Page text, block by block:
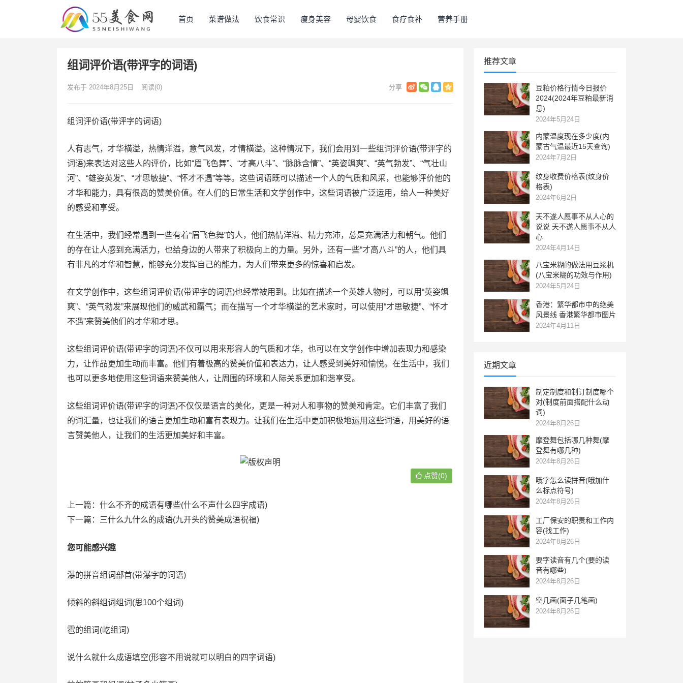
首页 菜谱做法 饮食常识 瘦身美容 母婴饮食 食疗食补 营养手册
组词评价语(带评字的词语)
发布于 2024年8月25日 阅读(0)
组词评价语(带评字的词语)
人有志气，才华横溢，热情洋溢，意气风发，才情横溢。这种情况下，我们会用到一些组词评价语(带评字的
词语)来表达对这些人的评价，比如“眉飞色舞”、“才高八斗”、“脉脉含情”、“英姿飒爽”、“英气勃发”、“气壮山
河”、“雄姿英发”、“才思敏捷”、“怀才不遇”等等。这些词语既可以描述一个人的气质和风采，也能够评价他的
才华和能力，具有很高的赞美价值。在人们的日常生活和文学创作中，这些词语被广泛运用，给人一种美好
的感受和享受。
在生活中，我们经常遇到一些有着“眉飞色舞”的人，他们热情洋溢、精力充沛，总是充满活力和朝气。他们
的存在让人感到充满活力，也给身边的人带来了积极向上的力量。另外，还有一些“才高八斗”的人，他们具
有非凡的才华和智慧，能够充分发挥自己的能力，为人们带来更多的惊喜和启发。
在文学创作中，这些组词评价语(带评字的词语)也经常被用到。比如在描述一个英雄人物时，可以用“英姿飒
爽”、“英气勃发”来展现他们的威武和霸气；而在描写一个才华横溢的艺术家时，可以使用“才思敏捷”、“怀才
不遇”来赞美他们的才华和才思。
这些组词评价语(带评字的词语)不仅可以用来形容人的气质和才华，也可以在文学创作中增加表现力和感染
力，让作品更加生动而丰富。他们有着极高的赞美价值和表达力，让人感受到美好和愉悦。在生活中，我们
也可以更多地使用这些词语来赞美他人，让周围的环境和人际关系更加和谐享受。
这些组词评价语(带评字的词语)不仅仅是语言的美化，更是一种对人和事物的赞美和肯定。它们丰富了我们
的词汇量，也让我们的语言更加生动和富有表现力。让我们在生活中更加积极地运用这些词语，用美好的语
言赞美他人，让我们的生活更加美好和丰富。
点赞(0)
上一篇： 什么不齐的成语有哪些(什么不声什么四字成语)
下一篇：
三什么九什么的成语(九开头的赞美成语祝福)
您可能感兴趣
瀑的拼音组词部首(带瀑字的词语)
倾斜的斜组词组词(思100个组词)
雹的组词(屹组词)
说什么就什么成语填空(形容不用说就可以明白的四字词语)
推荐文章
豆粕价格行情今日报价
2024(2024年豆粕最新消
息)
2024年5月24日
内蒙温度现在多少度(内
蒙古气温最近15天查询)
2024年7月2日
纹身收费价格表(纹身价
格表)
2024年6月2日
天不遂人愿事不从人心的
说说 天不遂人愿事不从人
心
2024年4月14日
八宝米糊的做法用豆浆机
(八宝米糊的功效与作用)
2024年5月24日
香港：繁华都市中的绝美
风景线 香港繁华都市图片
2024年4月11日
近期文章
制定制度和制订制度哪个
对(制度前面搭配什么动
词)
2024年8月26日
摩登舞包括哪几种舞(摩
登舞有哪几种)
2024年8月26日
哦字怎么读拼音(哦加什
么标点符号)
2024年8月26日
工厂保安的职责和工作内
容(找工作)
2024年8月26日
要字读音有几个(要的读
音有哪些)
2024年8月26日
空几画(面子几笔画)
2024年8月26日